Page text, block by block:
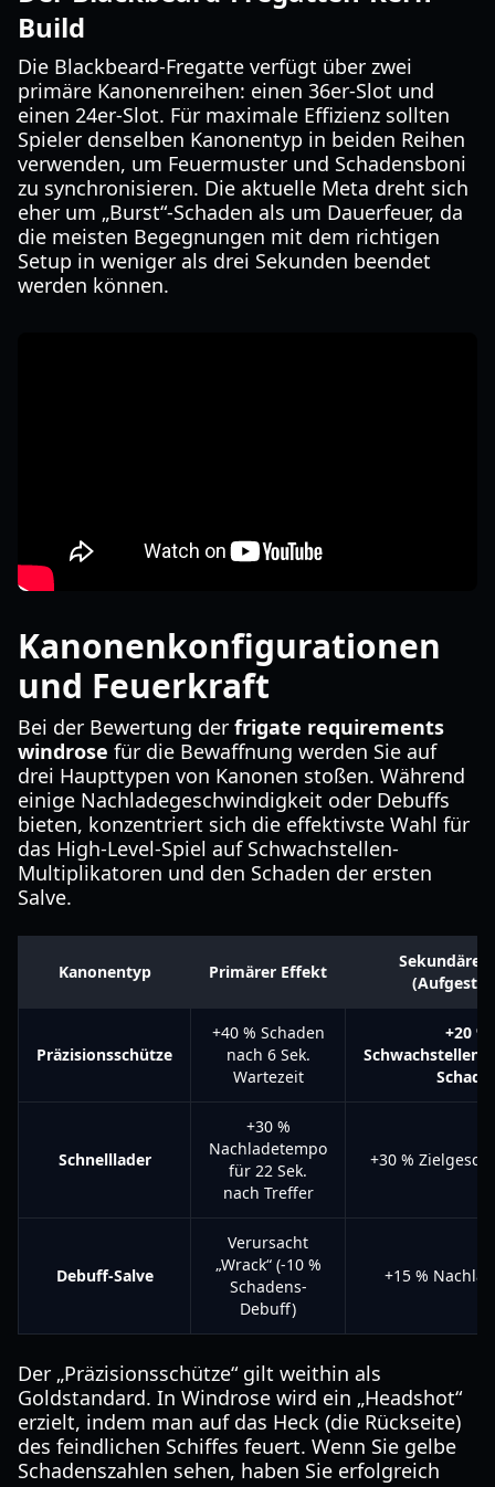
Build
Die Blackbeard-Fregatte verfügt über zwei
primäre Kanonenreihen: einen 36er-Slot und
einen 24er-Slot. Für maximale Effizienz sollten
Spieler denselben Kanonentyp in beiden Reihen
verwenden, um Feuermuster und Schadensboni
zu synchronisieren. Die aktuelle Meta dreht sich
eher um „Burst“-Schaden als um Dauerfeuer, da
die meisten Begegnungen mit dem richtigen
Setup in weniger als drei Sekunden beendet
werden können.
Kanonenkonfigurationen
und Feuerkraft
Bei der Bewertung der frigate requirements
windrose für die Bewaffnung werden Sie auf
drei Haupttypen von Kanonen stoßen. Während
einige Nachladegeschwindigkeit oder Debuffs
bieten, konzentriert sich die effektivste Wahl für
das High-Level-Spiel auf Schwachstellen-
Multiplikatoren und den Schaden der ersten
Salve.
Kanonentyp Primärer Effekt
Sekundärer
Präzisionsschütze
+40 % Schaden
nach 6 Sek.
Wartezeit
+20 %
Schnelllader
+30 %
Nachladetempo
für 22 Sek.
nach Treffer
+30 %
Debuff-Salve
Verursacht
„Wrack“ (-10 %
Schadens-
Debuff)
+15 %
Der „Präzisionsschütze“ gilt weithin als
Goldstandard. In Windrose wird ein „Headshot“
erzielt, indem man auf das Heck (die Rückseite)
des feindlichen Schiffes feuert. Wenn Sie gelbe
Schadenszahlen sehen, haben Sie erfolgreich